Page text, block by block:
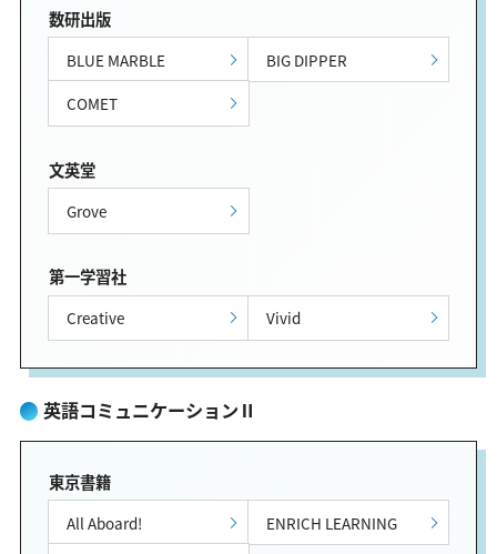
数研出版
BLUE MARBLE
BIG DIPPER
COMET
文英堂
Grove
第一学習社
Creative Vivid
英語コミュニケーションⅡ
東京書籍
All Aboard!
ENRICH LEARNING